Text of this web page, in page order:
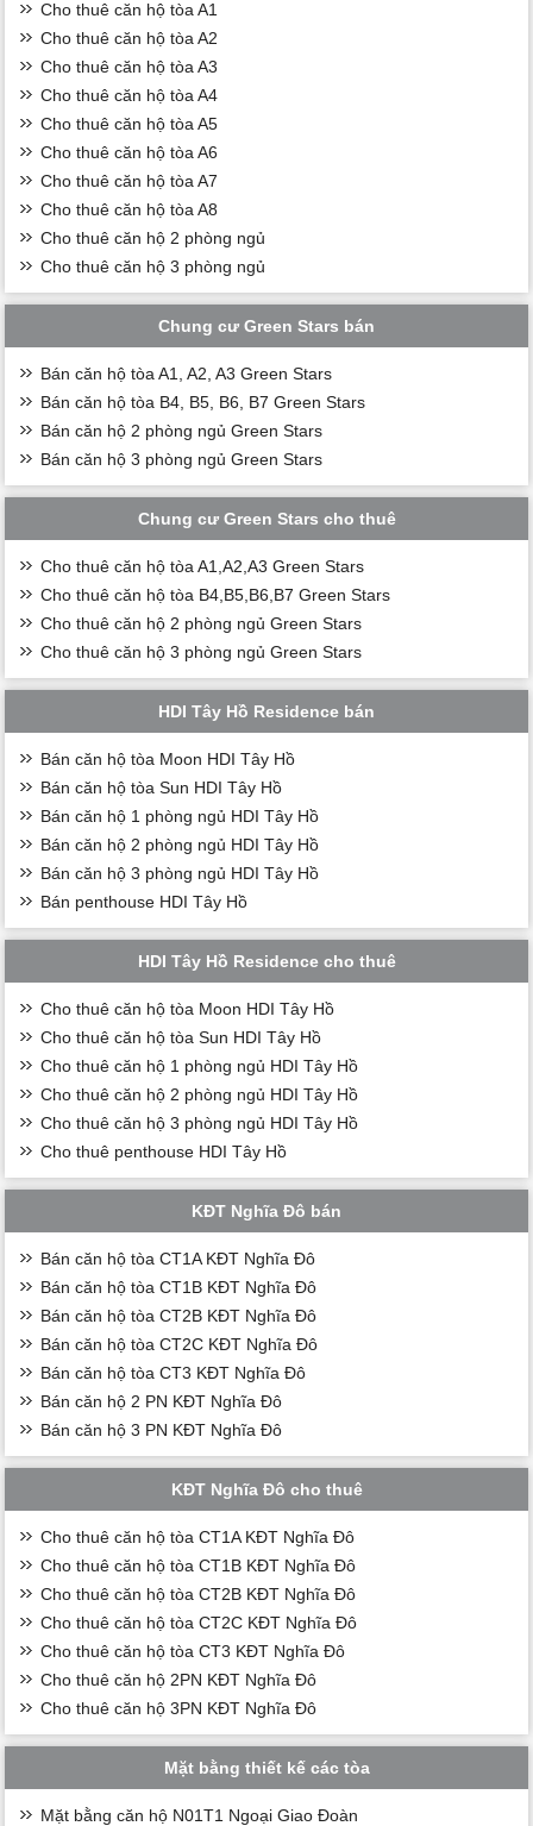
Cho thuê căn hộ tòa A1
Cho thuê căn hộ tòa A2
Cho thuê căn hộ tòa A3
Cho thuê căn hộ tòa A4
Cho thuê căn hộ tòa A5
Cho thuê căn hộ tòa A6
Cho thuê căn hộ tòa A7
Cho thuê căn hộ tòa A8
Cho thuê căn hộ 2 phòng ngủ
Cho thuê căn hộ 3 phòng ngủ
Chung cư Green Stars bán
Bán căn hộ tòa A1, A2, A3 Green Stars
Bán căn hộ tòa B4, B5, B6, B7 Green Stars
Bán căn hộ 2 phòng ngủ Green Stars
Bán căn hộ 3 phòng ngủ Green Stars
Chung cư Green Stars cho thuê
Cho thuê căn hộ tòa A1,A2,A3 Green Stars
Cho thuê căn hộ tòa B4,B5,B6,B7 Green Stars
Cho thuê căn hộ 2 phòng ngủ Green Stars
Cho thuê căn hộ 3 phòng ngủ Green Stars
HDI Tây Hồ Residence bán
Bán căn hộ tòa Moon HDI Tây Hồ
Bán căn hộ tòa Sun HDI Tây Hồ
Bán căn hộ 1 phòng ngủ HDI Tây Hồ
Bán căn hộ 2 phòng ngủ HDI Tây Hồ
Bán căn hộ 3 phòng ngủ HDI Tây Hồ
Bán penthouse HDI Tây Hồ
HDI Tây Hồ Residence cho thuê
Cho thuê căn hộ tòa Moon HDI Tây Hồ
Cho thuê căn hộ tòa Sun HDI Tây Hồ
Cho thuê căn hộ 1 phòng ngủ HDI Tây Hồ
Cho thuê căn hộ 2 phòng ngủ HDI Tây Hồ
Cho thuê căn hộ 3 phòng ngủ HDI Tây Hồ
Cho thuê penthouse HDI Tây Hồ
KĐT Nghĩa Đô bán
Bán căn hộ tòa CT1A KĐT Nghĩa Đô
Bán căn hộ tòa CT1B KĐT Nghĩa Đô
Bán căn hộ tòa CT2B KĐT Nghĩa Đô
Bán căn hộ tòa CT2C KĐT Nghĩa Đô
Bán căn hộ tòa CT3 KĐT Nghĩa Đô
Bán căn hộ 2 PN KĐT Nghĩa Đô
Bán căn hộ 3 PN KĐT Nghĩa Đô
KĐT Nghĩa Đô cho thuê
Cho thuê căn hộ tòa CT1A KĐT Nghĩa Đô
Cho thuê căn hộ tòa CT1B KĐT Nghĩa Đô
Cho thuê căn hộ tòa CT2B KĐT Nghĩa Đô
Cho thuê căn hộ tòa CT2C KĐT Nghĩa Đô
Cho thuê căn hộ tòa CT3 KĐT Nghĩa Đô
Cho thuê căn hộ 2PN KĐT Nghĩa Đô
Cho thuê căn hộ 3PN KĐT Nghĩa Đô
Mặt bằng thiết kế các tòa
Mặt bằng căn hộ N01T1 Ngoại Giao Đoàn